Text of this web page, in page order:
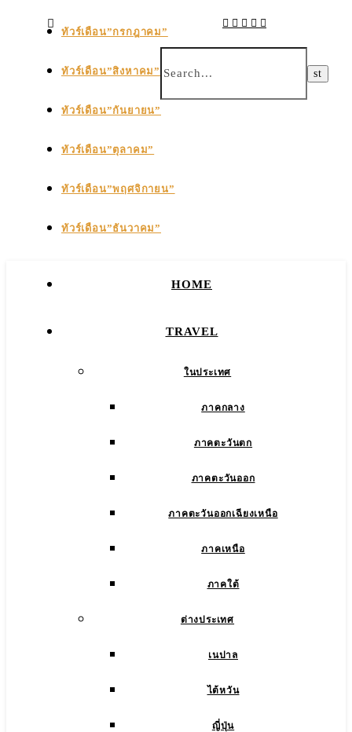
ทัวร์เดือน”กรกฎาคม”
ทัวร์เดือน”สิงหาคม”
ทัวร์เดือน”กันยายน”
ทัวร์เดือน”ตุลาคม”
ทัวร์เดือน”พฤศจิกายน”
ทัวร์เดือน”ธันวาคม”
HOME
TRAVEL
ในประเทศ
ภาคกลาง
ภาคตะวันตก
ภาคตะวันออก
ภาคตะวันออกเฉียงเหนือ
ภาคเหนือ
ภาคใต้
ต่างประเทศ
เนปาล
ไต้หวัน
ญี่ปุ่น